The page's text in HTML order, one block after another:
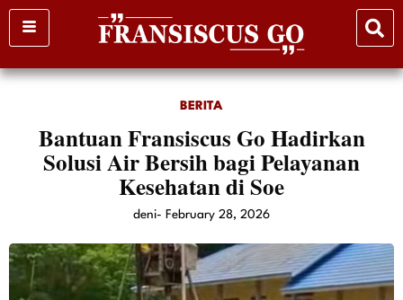
Skip
to
BERITA
Bantuan Fransiscus Go Hadirkan
Solusi Air Bersih bagi Pelayanan
Kesehatan di Soe
deni- February 28, 2026